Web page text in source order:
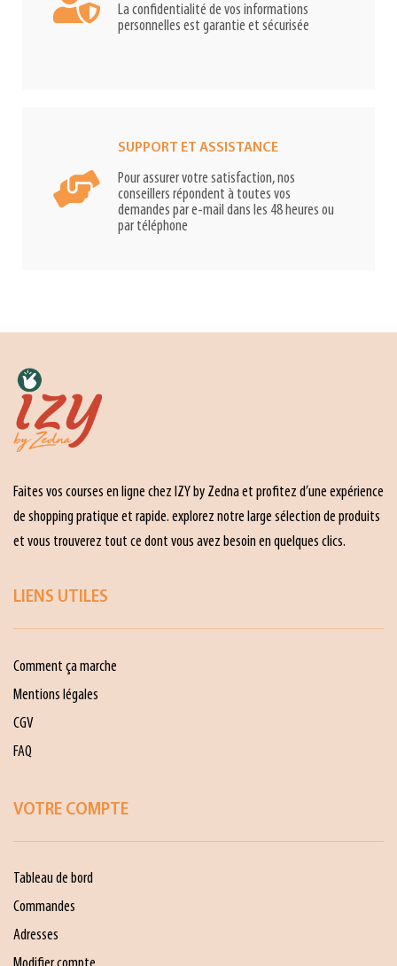
La confidentialité de vos informations
personnelles est garantie et sécurisée
SUPPORT ET ASSISTANCE
Pour assurer votre satisfaction, nos
conseillers répondent à toutes vos
demandes par e-mail dans les 48 heures ou
par téléphone
Faites vos courses en ligne chez IZY by Zedna et profitez d’une expérience
de shopping pratique et rapide. explorez notre large sélection de produits
et vous trouverez tout ce dont vous avez besoin en quelques clics.
LIENS UTILES
Comment ça marche
Mentions légales
CGV
FAQ
VOTRE COMPTE
Tableau de bord
Commandes
Adresses